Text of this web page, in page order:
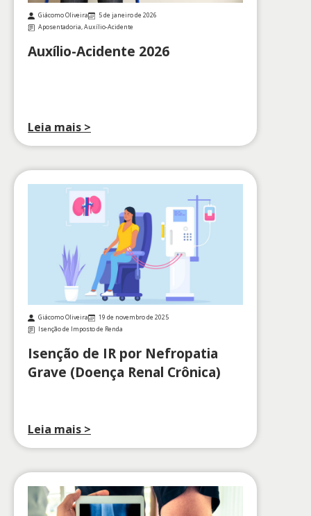
Giácomo Oliveira
5 de janeiro de 2026
Aposentadoria,Auxílio-Acidente
Auxílio-Acidente 2026
Leia mais >
Giácomo Oliveira
19 de novembro de 2025
Isenção de Imposto de Renda
Isenção de IR por Nefropatia
Grave (Doença Renal Crônica)
Leia mais >